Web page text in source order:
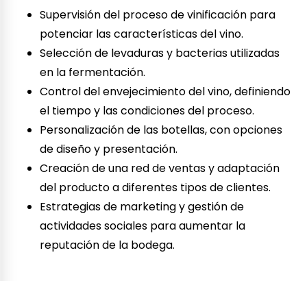
Supervisión del proceso de vinificación para
potenciar las características del vino.
Selección de levaduras y bacterias utilizadas
en la fermentación.
Control del envejecimiento del vino, definiendo
el tiempo y las condiciones del proceso.
Personalización de las botellas, con opciones
de diseño y presentación.
Creación de una red de ventas y adaptación
del producto a diferentes tipos de clientes.
Estrategias de marketing y gestión de
actividades sociales para aumentar la
reputación de la bodega.